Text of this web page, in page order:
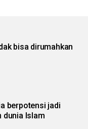
bisa dirumahkan
berpotensi jadi
dunia Islam